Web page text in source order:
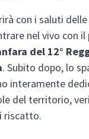
con i saluti
nel vivo con
del 12°
. Subito dopo, lo
interamente
del territorio,
riscatto.